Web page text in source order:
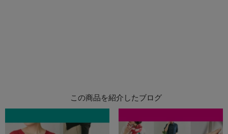
この商品を紹介したブログ